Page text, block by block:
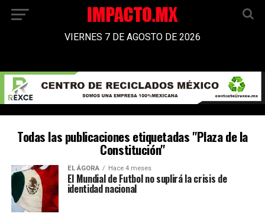
VIERNES 7 DE AGOSTO DE 2026
Todas las publicaciones etiquetadas "Plaza de la
Constitución"
EL ÁGORA Hace 4 meses
El Mundial de Futbol no suplirá la crisis de
identidad nacional